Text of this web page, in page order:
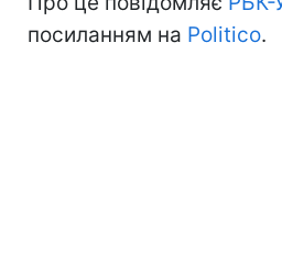
посиланням на Politico.